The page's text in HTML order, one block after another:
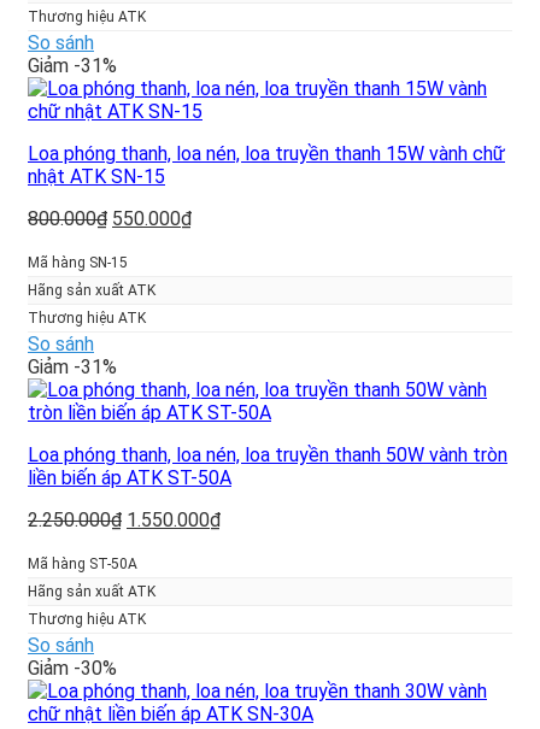
Thương hiệu ATK
So sánh
Giảm -31%
Loa phóng thanh, loa nén, loa truyền thanh 15W vành chữ
nhật ATK SN-15
800.000₫ Giá
là:
800.000₫.
550.000₫Giá
Mã hàng SN-15
Hãng sản xuất ATK
Thương hiệu ATK
So sánh
Giảm -31%
Loa phóng thanh, loa nén, loa truyền thanh 50W vành tròn
liền biến áp ATK ST-50A
2.250.000₫ Giá
là:
2.250.000₫.
1.550.000₫Giá
Mã hàng ST-50A
Hãng sản xuất ATK
Thương hiệu ATK
So sánh
Giảm -30%